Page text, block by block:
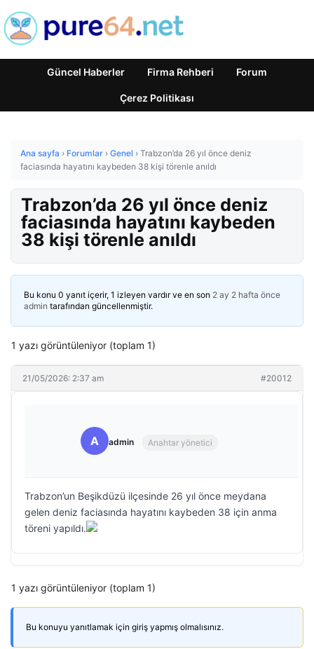
Güncel Haberler Firma Rehberi Forum
Çerez Politikası
Ana sayfa › Forumlar › Genel › Trabzon’da 26 yıl önce deniz
faciasında hayatını kaybeden 38 kişi törenle anıldı
Trabzon’da 26 yıl önce deniz
faciasında hayatını kaybeden
38 kişi törenle anıldı
Bu konu 0 yanıt içerir, 1 izleyen vardır ve en son 2 ay 2 hafta önce
admin tarafından güncellenmiştir.
1 yazı görüntüleniyor (toplam 1)
21/05/2026: 2:37 am #20012
A admin Anahtar yönetici
Trabzon’un Beşikdüzü ilçesinde 26 yıl önce meydana
gelen deniz faciasında hayatını kaybeden 38 için anma
töreni yapıldı.
1 yazı görüntüleniyor (toplam 1)
Bu konuyu yanıtlamak için giriş yapmış olmalısınız.